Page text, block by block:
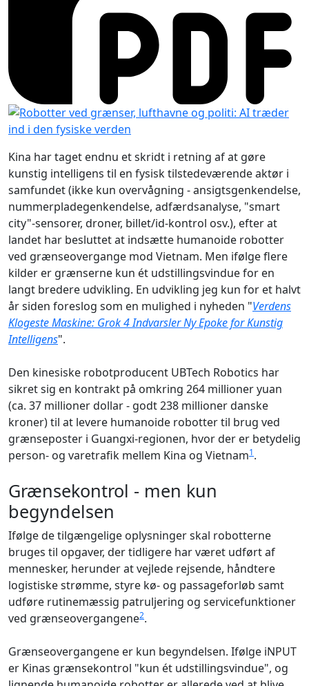
Kina har taget endnu et skridt i retning af at gøre
kunstig intelligens til en fysisk tilstedeværende aktør i
samfundet (ikke kun overvågning - ansigtsgenkendelse,
nummerpladegenkendelse, adfærdsanalyse, "smart
city"-sensorer, droner, billet/id-kontrol osv.), efter at
landet har besluttet at indsætte humanoide robotter
ved grænseovergange mod Vietnam. Men ifølge flere
kilder er grænserne kun ét udstillingsvindue for en
langt bredere udvikling. En udvikling jeg kun for et halvt
år siden foreslog som en mulighed i nyheden "Verdens
Klogeste Maskine: Grok 4 Indvarsler Ny Epoke for Kunstig
Intelligens".
Den kinesiske robotproducent UBTech Robotics har
sikret sig en kontrakt på omkring 264 millioner yuan
(ca. 37 millioner dollar - godt 238 millioner danske
kroner) til at levere humanoide robotter til brug ved
grænseposter i Guangxi-regionen, hvor der er betydelig
person- og varetrafik mellem Kina og Vietnam1.
Grænsekontrol - men kun
begyndelsen
Ifølge de tilgængelige oplysninger skal robotterne
bruges til opgaver, der tidligere har været udført af
mennesker, herunder at vejlede rejsende, håndtere
logistiske strømme, styre kø- og passageforløb samt
udføre rutinemæssig patruljering og servicefunktioner
ved grænseovergangene2.
Grænseovergangene er kun begyndelsen. Ifølge iNPUT
er Kinas grænsekontrol "kun ét udstillingsvindue", og